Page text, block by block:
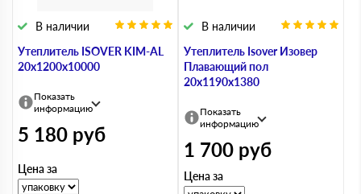
Утеплитель ISOVER KIM-AL
20x1200x10000
В наличии
Показать
информацию
5 180 руб
Цена за
Утеплитель Isover Изовер
Плавающий пол
20х1190х1380
В наличии
Показать
информацию
1 700 руб
Цена за